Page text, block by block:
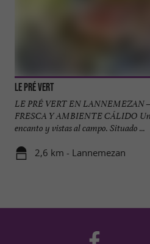
Le Pré Vert
LE PRÉ VERT EN LANNEMEZAN
FRESCA Y AMBIENTE CÁLIDO
encanto y vistas al campo. Situado ...
2,6 km - Lannemezan